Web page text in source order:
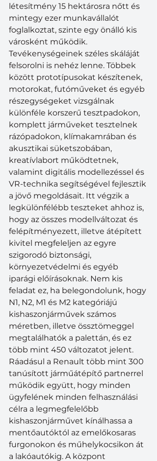
létesítmény 15 hektárosra nőtt és
mintegy ezer munkavállalót
foglalkoztat, szinte egy önálló kis
városként működik.
Tevékenységeinek széles skáláját
felsorolni is nehéz lenne. Többek
között prototípusokat készítenek,
motorokat, futóműveket és egyéb
részegységeket vizsgálnak
különféle korszerű tesztpadokon,
komplett járműveket tesztelnek
rázópadokon, klímakamrában és
akusztikai süketszobában,
kreatívlabort működtetnek,
valamint digitális modellezéssel és
VR-technika segítségével fejlesztik
a jövő megoldásait. Itt végzik a
legkülönfélébb teszteket ahhoz is,
hogy az összes modellváltozat és
felépítményezett, illetve átépített
kivitel megfeleljen az egyre
szigorodó biztonsági,
környezetvédelmi és egyéb
iparági előírásoknak. Nem kis
feladat ez, ha belegondolunk, hogy
N1, N2, M1 és M2 kategóriájú
kishaszonjárművek számos
méretben, illetve össztömeggel
megtalálhatók a palettán, és ez
több mint 450 változatot jelent.
Ráadásul a Renault több mint 300
tanúsított járműátépítő partnerrel
működik együtt, hogy minden
ügyfelének minden felhasználási
célra a legmegfelelőbb
kishaszonjárművet kínálhassa a
mentőautóktól az emelőkosaras
furgonokon és műhelykocsikon át
a lakóautókig. A központ